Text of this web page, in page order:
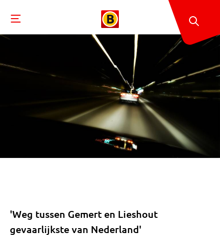
'Weg tussen Gemert en Lieshout
gevaarlijkste van Nederland'